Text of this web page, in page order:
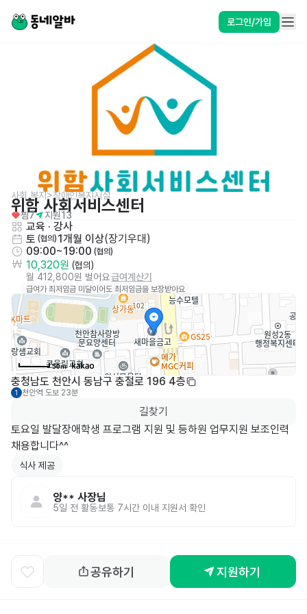
로그인/가입
사회,복지>장애인복지시설
위함 사회서비스센터
찜7 지원13
교육 · 강사
토 (협의) 1개월 이상(장기우대 )
09:00~19:00 (협의)
10,320원 (협의)
월 412,800원 벌어요급여계산기
급여가 최저임금 미달이어도 최저임금을 보장받아요
50m
충청남도 천안시 동남구 충절로 196 4층
1 천안역 도보 23분
길찾기
토요일 발달장애학생 프로그램 지원 및 등하원 업무지원 보조인력
채용합니다^^
식사 제공
양** 사장님
5일 전 활동보통 7시간 이내 지원서 확인
공유하기 지원하기